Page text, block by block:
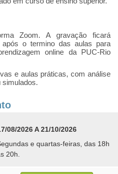
Zoom. A gravação ficará
o termino das aulas para
online da PUC-Rio
e aulas práticas, com análise
simulados.
08/2026 A 21/10/2026
e quartas-feiras, das 18h
20h.